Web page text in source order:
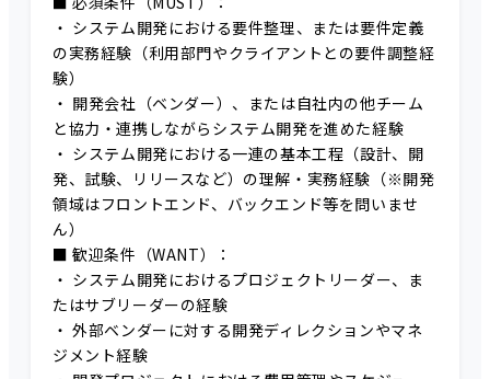
・ システム開発における要件整理、または要件定義
の実務経験（利用部門やクライアントとの要件調整経
験）
・ 開発会社（ベンダー）、または自社内の他チーム
と協力・連携しながらシステム開発を進めた経験
・ システム開発における一連の基本工程（設計、開
発、試験、リリースなど）の理解・実務経験（※開発
領域はフロントエンド、バックエンド等を問いませ
ん）
■ 歓迎条件（WANT）：
・ システム開発におけるプロジェクトリーダー、ま
たはサブリーダーの経験
・ 外部ベンダーに対する開発ディレクションやマネ
ジメント経験